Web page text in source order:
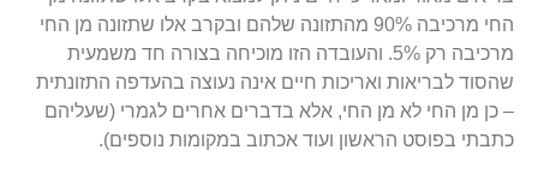
החי מרכיבה 90% מהתזונה שלהם ובקרב אלו שתזונה מן החי
מרכיבה רק 5%. והעובדה הזו מוכיחה בצורה חד משמעית
שהסוד לבריאות ואריכות חיים אינה נעוצה בהעדפה התזונתית
– כן מן החי לא מן החי, אלא בדברים אחרים לגמרי (שעליהם
כתבתי בפוסט הראשון ועוד אכתוב במקומות נוספים).